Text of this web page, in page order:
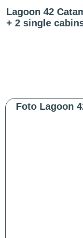
Lagoon 42
+ 2 single
Foto Lagoon